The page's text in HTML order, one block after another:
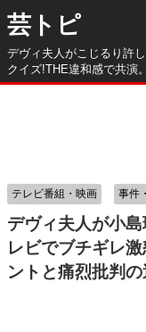
芸トピ
デヴィ夫人がこじるり許
クイズ!THE違和感で共演
デヴィ夫人が小
レビでブチギレ
ントと痛烈批判
テレビ番組・映画 事件